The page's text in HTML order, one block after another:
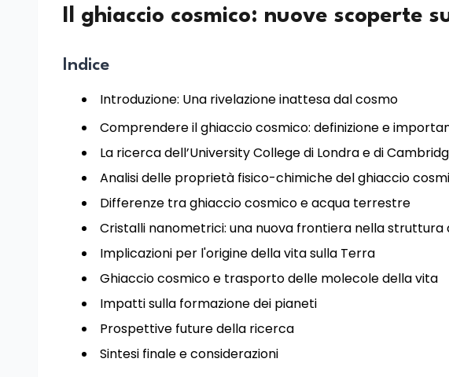
Il ghiaccio cosmico: nuove scoperte
Indice
Introduzione: Una rivelazione inattesa dal cosmo
Comprendere il ghiaccio cosmico: definizione e
La ricerca dell’University College di Londra e di
Analisi delle proprietà fisico-chimiche del ghiaccio
Differenze tra ghiaccio cosmico e acqua terrestre
Cristalli nanometrici: una nuova frontiera nella struttura
Implicazioni per l'origine della vita sulla Terra
Ghiaccio cosmico e trasporto delle molecole della vita
Impatti sulla formazione dei pianeti
Prospettive future della ricerca
Sintesi finale e considerazioni